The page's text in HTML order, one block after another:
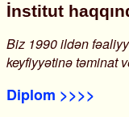
İnstitut
Biz 1990 ildən
keyfiyyətinə təminat
Diplom >>>>